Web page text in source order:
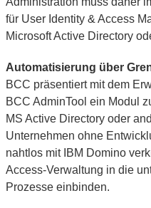
für User Identity & Access
Microsoft Active Directory
Automatisierung über
BCC präsentiert mit dem
BCC AdminTool ein Modul
MS Active Directory oder
Unternehmen ohne
nahtlos mit IBM Domino
Access-Verwaltung in die
Prozesse einbinden.